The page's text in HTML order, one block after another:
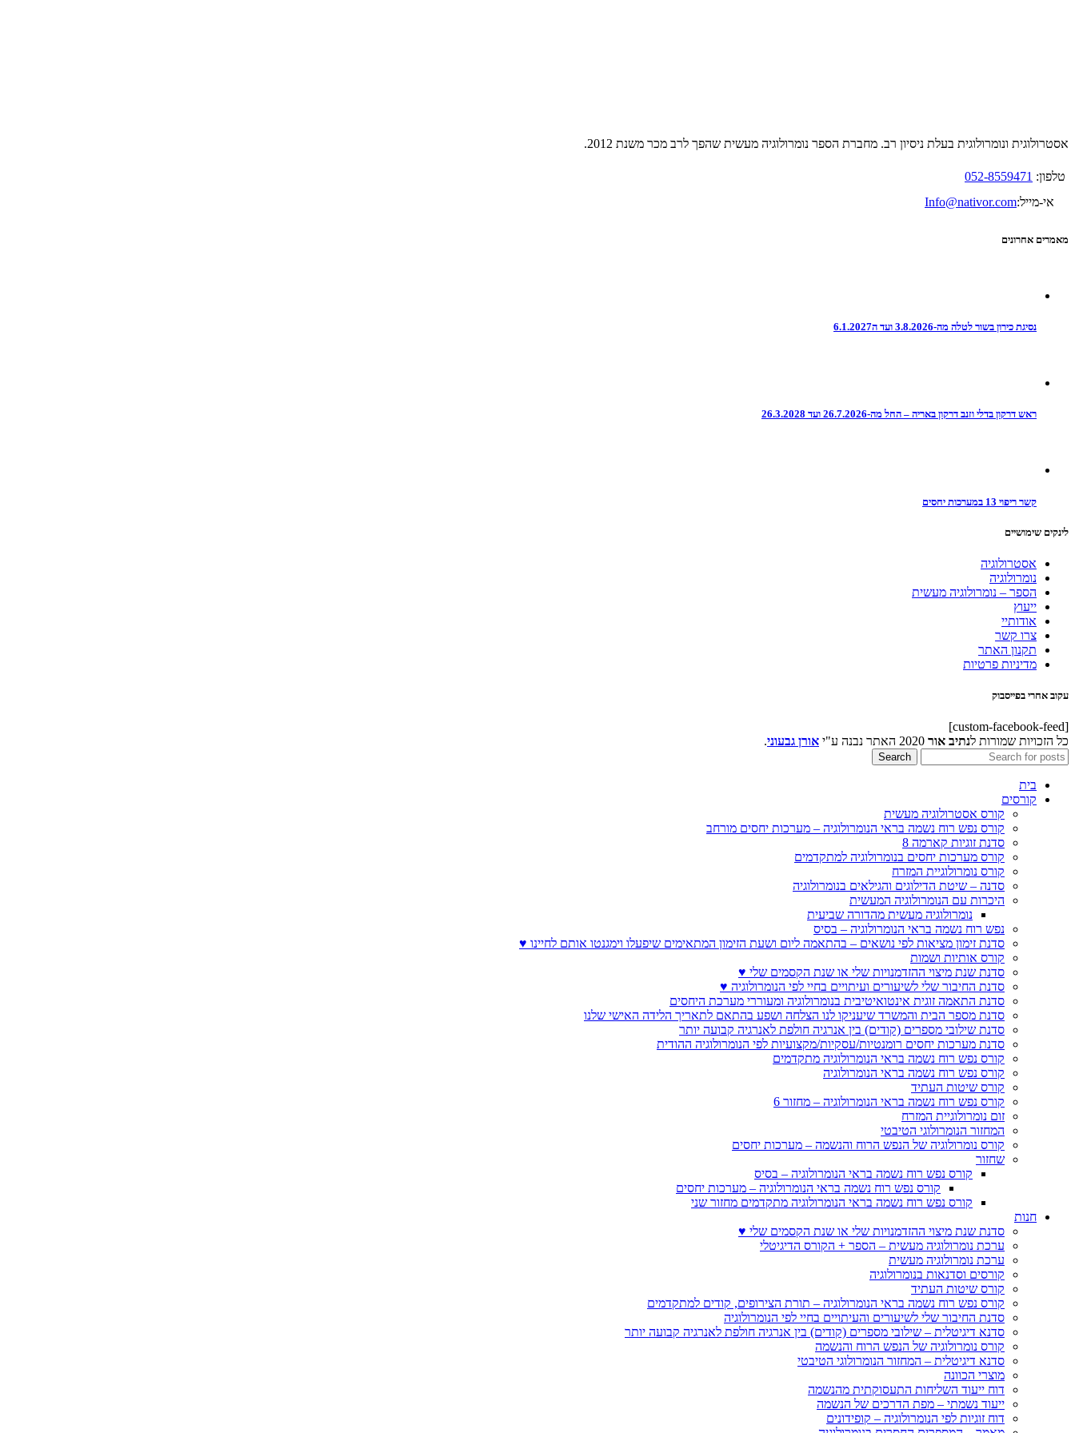
אסטרולוגית ונומרולוגית בעלת ניסיון רב. מחברת הספר נומרולוגיה מעשית שהפך לרב מכר משנת 2012.
טלפון: 052-8559471
אי-מייל:Info@nativor.com
מאמרים אחרונים
נסיגת כירון בשור לטלה מה-3.8.2026 ועד ה6.1.2027
ראש דרקון בדלי וזנב דרקון באריה – החל מה-26.7.2026 ועד 26.3.2028
קשר ריפוי 13 במערכות יחסים
לינקים שימושיים
אסטרולוגיה
נומרולוגיה
הספר – נומרולוגיה מעשית
ייעוץ
אודותיי
צרו קשר
תקנון האתר
מדיניות פרטיות
עקוב אחרי בפייסבוק
[custom-facebook-feed]
כל הזכויות שמורות לנתיב אור 2020 האתר נבנה ע"י אורן גבעוני.
Search
בית
קורסים
קורס אסטרולוגיה מעשית
קורס נפש רוח נשמה בראי הנומרולוגיה – מערכות יחסים מורחב
סדנת זוגיות קארמה 8
קורס מערכות יחסים בנומרולוגיה למתקדמים
קורס נומרולוגיית המזרח
סדנה – שיטת הדילוגים והגילאים בנומרולוגיה
היכרות עם הנומרולוגיה המעשית
נומרולוגיה מעשית מהדורה שביעית
נפש רוח נשמה בראי הנומרולוגיה – בסיס
סדנת זימון מציאות לפי נושאים – בהתאמה ליום ושעת הזימון המתאימים שיפעלו וימגנטו אותם לחיינו ♥
קורס אותיות ושמות
סדנת שנת מיצוי ההזדמנויות שלי או שנת הקסמים שלי ♥
סדנת החיבור שלי לשיעורים ועיתויים בחיי לפי הנומרולוגיה ♥
סדנת התאמה זוגית אינטואיטיבית בנומרולוגיה ומעוררי מערכת היחסים
סדנת מספר הבית והמשרד שיעניקו לנו הצלחה ושפע בהתאם לתאריך הלידה האישי שלנו
סדנת שילובי מספרים (קודים) בין אנרגיה חולפת לאנרגיה קבועה יותר
סדנת מערכות יחסים רומנטיות/עסקיות/מקצועיות לפי הנומרולוגיה ההודית
קורס נפש רוח נשמה בראי הנומרולוגיה מתקדמים
קורס נפש רוח נשמה בראי הנומרולוגיה
קורס שיטות העתיד
קורס נפש רוח נשמה בראי הנומרולוגיה – מחזור 6
זום נומרולוגיית המזרח
המחזור הנומרולוגי הטיבטי
קורס נומרולוגיה של הנפש הרוח והנשמה – מערכות יחסים
שחזור
קורס נפש רוח נשמה בראי הנומרולוגיה – בסיס
קורס נפש רוח נשמה בראי הנומרולוגיה – מערכות יחסים
קורס נפש רוח נשמה בראי הנומרולוגיה מתקדמים מחזור שני
חנות
סדנת שנת מיצוי ההזדמנויות שלי או שנת הקסמים שלי ♥
ערכת נומרולוגיה מעשית – הספר + הקורס הדיגיטלי
ערכת נומרולוגיה מעשית
קורסים וסדנאות בנומרולוגיה
קורס שיטות העתיד
קורס נפש רוח נשמה בראי הנומרולוגיה – תורת הצירופים, קודים למתקדמים
סדנת החיבור שלי לשיעורים והעיתויים בחיי לפי הנומרולוגיה
סדנא דיגיטלית – שילובי מספרים (קודים) בין אנרגיה חולפת לאנרגיה קבועה יותר
קורס נומרולוגיה של הנפש הרוח והנשמה
סדנא דיגיטלית – המחזור הנומרולוגי הטיבטי
מוצרי הכוונה
דוח ייעוד השליחות התעסוקתית מהנשמה
ייעוד נשמתי – מפת הדרכים של הנשמה
דוח זוגיות לפי הנומרולוגיה – קופידונים